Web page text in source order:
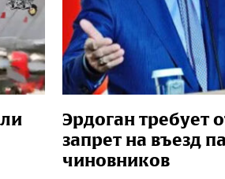
Эрдоган требует
запрет на въезд
чиновников